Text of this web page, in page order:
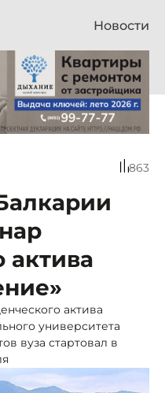
Новости
863
актива
актива
университета
вуза стартовал в